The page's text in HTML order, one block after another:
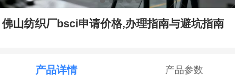
佛山纺织厂bsci申请价格,办理指南与避坑指南
产品详情 产品参数